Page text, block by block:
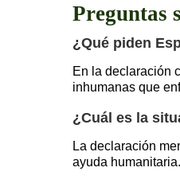
Preguntas
¿Qué piden
En la declaración
inhumanas que
¿Cuál es la
La declaración
ayuda humanitaria.